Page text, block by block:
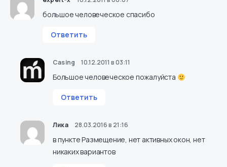
большое человеческое спасибо
Ответить
Casing 10.12.2011 в 03:11
Большое человеческое пожалуйста
Ответить
Лика 28.03.2016 в 21:16
в пункте Размещение, нет активных окон, нет
никаких вариантов